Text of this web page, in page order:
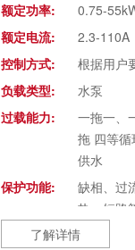
额定功率:
0.75-
额定电流:
2.3-110A
控制方式:
根据用户
负载类型:
水泵
过载能力:
一拖一、
拖 四等
供水
保护功能:
缺相、过
热、短路
防护等级:
IP20
了解详情